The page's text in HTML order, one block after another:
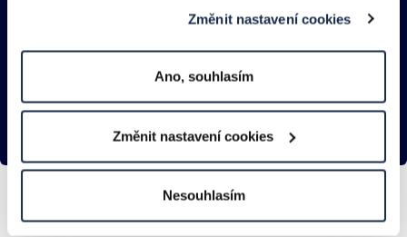
Změnit nastavení cookies
Ano, souhlasím
Změnit nastavení cookies
Nesouhlasím
i pro vás
KONTAKTOVAT